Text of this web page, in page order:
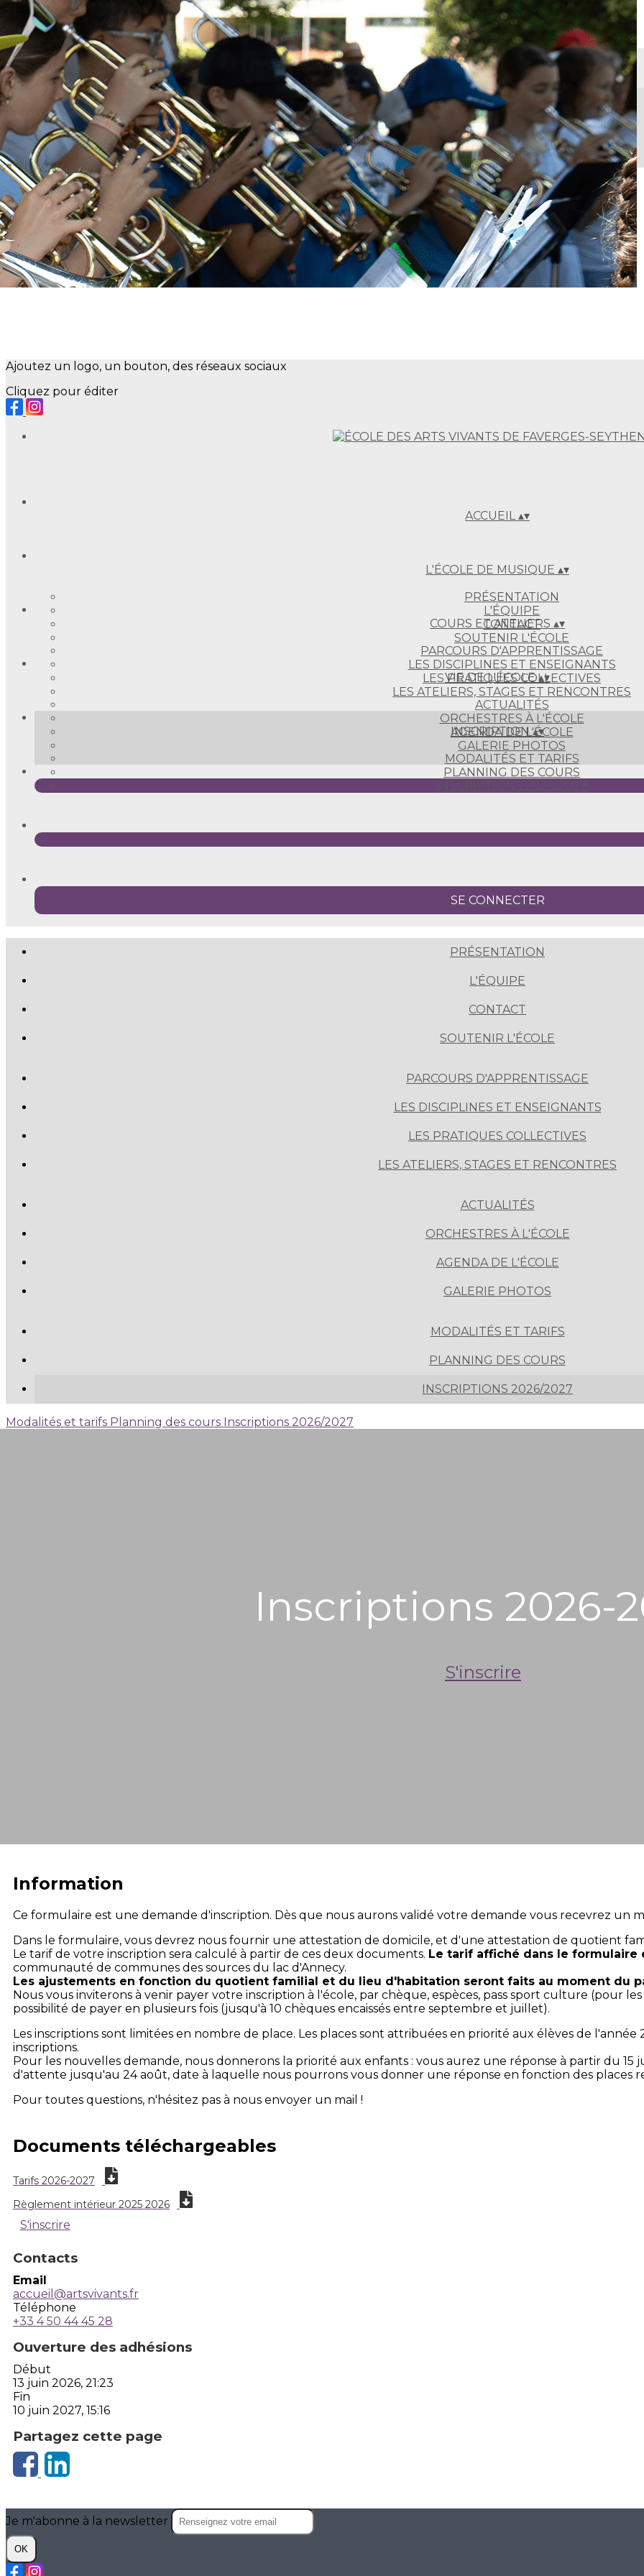
Exporter les lignes sélectionnées
Exporter toutes les colonnes
Exporter uniquement les colonnes affichées
Menu
<
>
Modalités et tarifs
Planning des cours
Inscriptions 2026/2027
?>
Images de la page d'accueil
Cliquez pour éditer
Ajoutez un logo, un bouton, des réseaux sociaux
Cliquez pour éditer
ACCUEIL▴▾
L'ÉCOLE DE MUSIQUE ▴▾
PRÉSENTATION
L'ÉQUIPE
CONTACT
SOUTENIR L'ÉCOLE
COURS ET ATELIERS ▴▾
PARCOURS D'APPRENTISSAGE
LES DISCIPLINES ET ENSEIGNANTS
LES PRATIQUES COLLECTIVES
LES ATELIERS, STAGES ET RENCONTRES
VIE DE L'ÉCOLE▴▾
ACTUALITÉS
ORCHESTRES À L'ÉCOLE
AGENDA DE L'ÉCOLE
GALERIE PHOTOS
INSCRIPTION ▴▾
MODALITÉS ET TARIFS
PLANNING DES COURS
INSCRIPTIONS 2026/2027
SE CONNECTER
PRÉSENTATION
L'ÉQUIPE
CONTACT
SOUTENIR L'ÉCOLE
PARCOURS D'APPRENTISSAGE
LES DISCIPLINES ET ENSEIGNANTS
LES PRATIQUES COLLECTIVES
LES ATELIERS, STAGES ET RENCONTRES
ACTUALITÉS
ORCHESTRES À L'ÉCOLE
AGENDA DE L'ÉCOLE
GALERIE PHOTOS
MODALITÉS ET TARIFS
PLANNING DES COURS
INSCRIPTIONS 2026/2027
Modalités et tarifs Planning des cours Inscriptions 2026/2027
Inscriptions 2026-
S'inscrire
Information
Ce formulaire est une demande d'inscription. Dès que nous aurons validé votre demande vous recevrez un
Dans le formulaire, vous devrez nous fournir une attestation de domicile, et d'une attestation de quotient
Le tarif de votre inscription sera calculé à partir de ces deux documents. Le tarif affiché dans le formulaire
communauté de communes des sources du lac d'Annecy.
Les ajustements en fonction du quotient familial et du lieu d'habitation seront faits au moment du
Nous vous inviterons à venir payer votre inscription à l'école, par chèque, espèces, pass sport culture (pour
possibilité de payer en plusieurs fois (jusqu'à 10 chèques encaissés entre septembre et juillet).
Les inscriptions sont limitées en nombre de place. Les places sont attribuées en priorité aux élèves de
inscriptions.
Pour les nouvelles demande, nous donnerons la priorité aux enfants : vous aurez une réponse à partir du 15
d'attente jusqu'au 24 août, date à laquelle nous pourrons vous donner une réponse en fonction des places
Pour toutes questions, n'hésitez pas à nous envoyer un mail !
Documents téléchargeables
Tarifs 2026-2027
Règlement intérieur 2025 2026
S'inscrire
Contacts
Email
accueil@artsvivants.fr
Téléphone
+33 4 50 44 45 28
Ouverture des adhésions
Début
13 juin 2026, 21:23
Fin
10 juin 2027, 15:16
Partagez cette page
Je m'abonne à la newsletter
OK